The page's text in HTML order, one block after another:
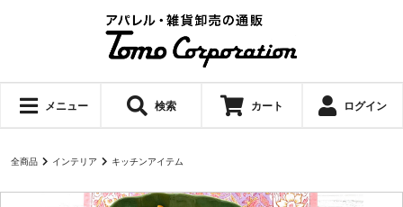
メニュー 検索 カート ログイン
全商品 インテリア キッチンアイテム